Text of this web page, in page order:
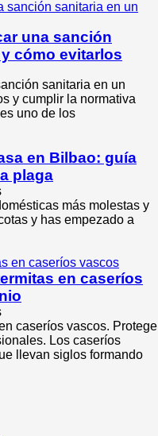
una sanción
cómo evitarlos
sanitaria en un
y cumplir la normativa
uno de los
en Bilbao: guía
plaga
más molestas y
y has empezado a
en caseríos
caseríos vascos. Protege
Los caseríos
llevan siglos formando